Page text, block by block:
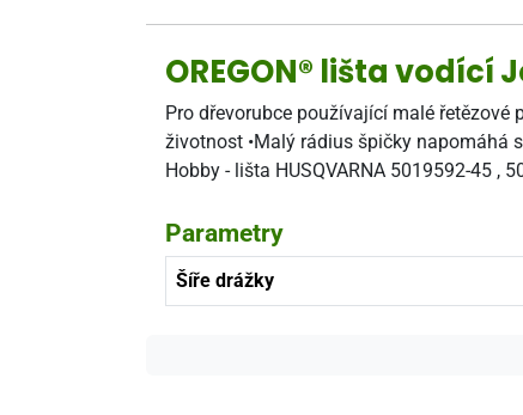
OREGON® lišta vodící
Pro dřevorubce používající malé řetězové
životnost •Malý rádius špičky napomáhá
Hobby - lišta HUSQVARNA 5019592-45 ,
Parametry
Šíře drážky